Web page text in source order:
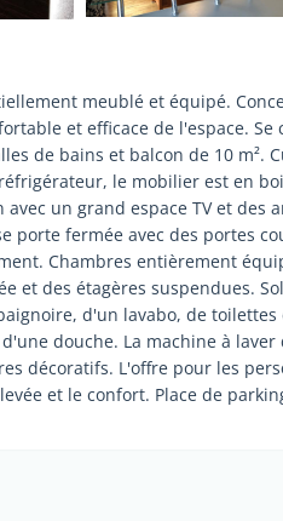
meublé et équipé.
et efficace de l'espace. Se
de bains et balcon de 10 m².
le mobilier est en
un grand espace TV et des
porte fermée avec des portes
Chambres entièrement
et des étagères suspendues.
d'un lavabo, de
douche. La machine à
décoratifs. L'offre pour les
et le confort. Place de